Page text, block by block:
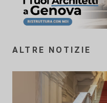
ALTRE NOTIZIE